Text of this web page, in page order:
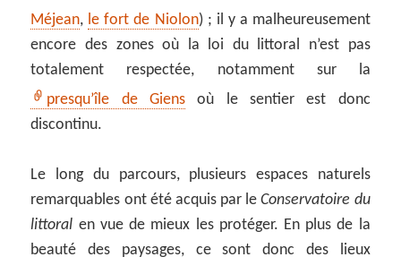
Méjean, le fort de Niolon) ; il y a malheureusement
encore des zones où la loi du littoral n’est pas
totalement respectée, notamment sur la
presqu’île de Giens où le sentier est donc
discontinu.
Le long du parcours, plusieurs espaces naturels
remarquables ont été acquis par leConservatoire du
littoral en vue de mieux les protéger. En plus de la
beauté des paysages, ce sont donc des lieux